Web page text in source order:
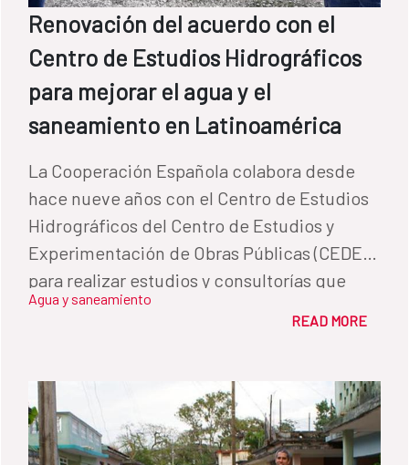
Renovación del acuerdo con el
Centro de Estudios Hidrográficos
para mejorar el agua y el
saneamiento en Latinoamérica
La Cooperación Española colabora desde
hace nueve años con el Centro de Estudios
Hidrográficos del Centro de Estudios y
Experimentación de Obras Públicas (CEDEX)
para realizar estudios y consultorías que
mejoran el acceso a agua y a saneamiento
Agua y saneamiento
READ MORE